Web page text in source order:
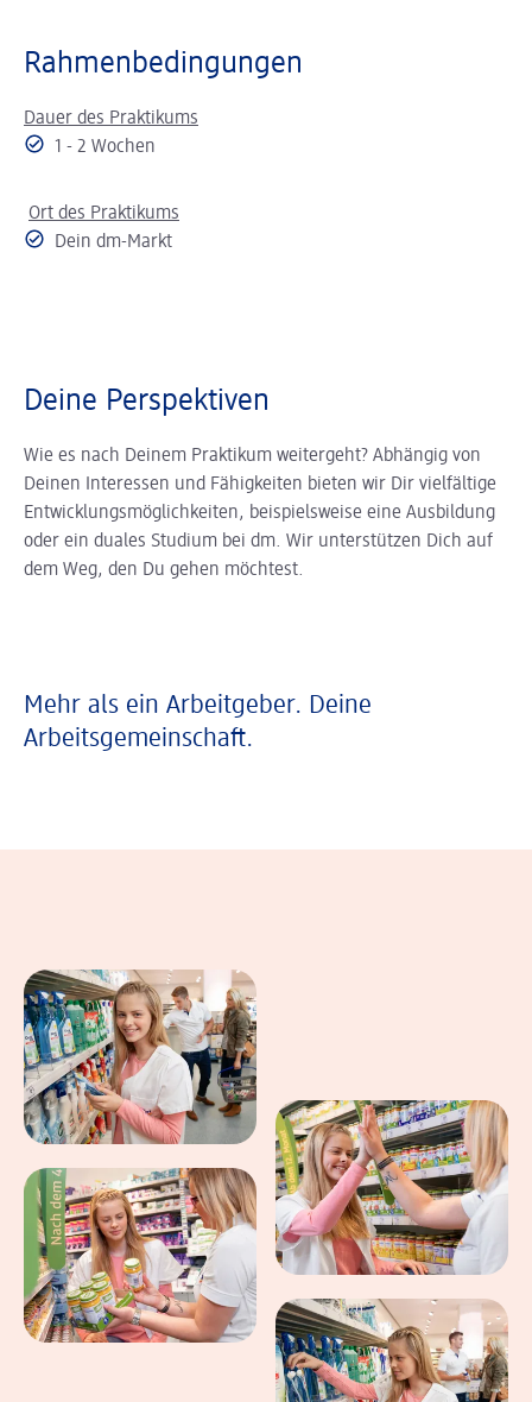
Rahmenbedingungen
Dauer des Praktikums
1 - 2 Wochen
Ort des Praktikums
Dein dm-Markt
Deine Perspektiven
Wie es nach Deinem Praktikum weitergeht? Abhängig von
Deinen Interessen und Fähigkeiten bieten wir Dir vielfältige
Entwicklungsmöglichkeiten, beispielsweise eine Ausbildung
oder ein duales Studium bei dm. Wir unterstützen Dich auf
dem Weg, den Du gehen möchtest.
Mehr als ein Arbeitgeber. Deine
Arbeitsgemeinschaft.
Eindrücke aus dem Arbeitsalltag